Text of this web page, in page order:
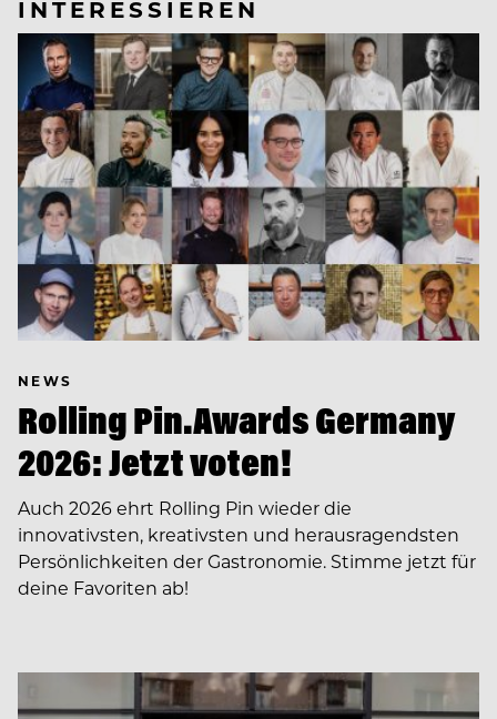
INTERESSIEREN
NEWS
Rolling Pin.Awards Germany
2026: Jetzt voten!
Auch 2026 ehrt Rolling Pin wieder die
innovativsten, kreativsten und herausragendsten
Persönlichkeiten der Gastronomie. Stimme jetzt für
deine Favoriten ab!